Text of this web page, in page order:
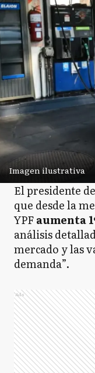
Imagen ilustrativa
El presidente
que desde la
YPFaumenta
análisis
mercado y las
demanda”.
Ads